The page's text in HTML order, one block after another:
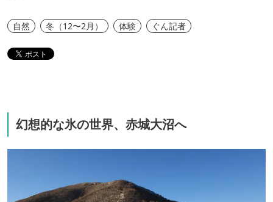
自然 冬（12〜2月） 体験 ぐん記者
幻想的な氷の世界、赤城大沼へ